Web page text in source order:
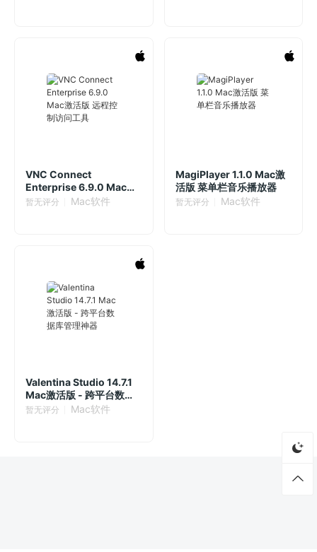
VNC Connect
Enterprise 6.9.0 Mac激
活版 远程控制访问工具
暂无评分 Mac软件
MagiPlayer 1.1.0 Mac激
活版 菜单栏音乐播放器
暂无评分 Mac软件
Valentina Studio 14.7.1
Mac激活版 - 跨平台数据
库管理神器
暂无评分 Mac软件